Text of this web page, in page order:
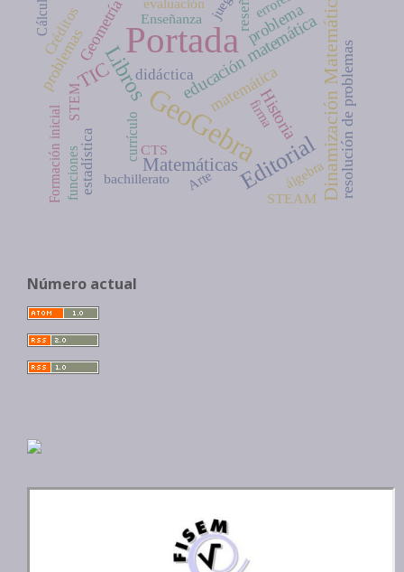
Portada
GeoGebraEditorial
Libros
TIC Dinamización Matemática
Matemáticas
educación matemática
Historia
matemática resolución de problemas
problema
Geometría
problemas
estadística
reseña
Créditos
didáctica
Enseñanza
STEM
álgebra
bachillerato
firma
evaluación
Arte
currículo
Formación inicial
Cálculo
funciones CTS
STEAM
Número actual